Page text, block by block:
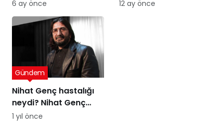
yargı değil, sandığı
tanımayan düzenin
6 ay önce 12 ay önce
Nihat Genç hastalığı
neydi? Nihat Genç
cenaze töreni ne
Gündem
1 yıl önce